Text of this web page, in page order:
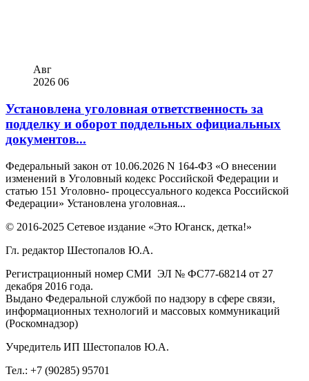
Авг
2026 06
Установлена уголовная ответственность за
подделку и оборот поддельных официальных
документов...
Федеральный закон от 10.06.2026 N 164-ФЗ «О внесении
изменений в Уголовный кодекс Российской Федерации и
статью 151 Уголовно- процессуального кодекса Российской
Федерации» Установлена уголовная...
© 2016-2025 Сетевое издание «Это Юганск, детка!»
Гл. редактор Шестопалов Ю.А.
Регистрационный номер СМИ ЭЛ № ФС77-68214 от 27
декабря 2016 года.
Выдано Федеральной службой по надзору в сфере связи,
информационных технологий и массовых коммуникаций
(Роскомнадзор)
Учредитель ИП Шестопалов Ю.А.
Тел.: +7 (90285) 95701